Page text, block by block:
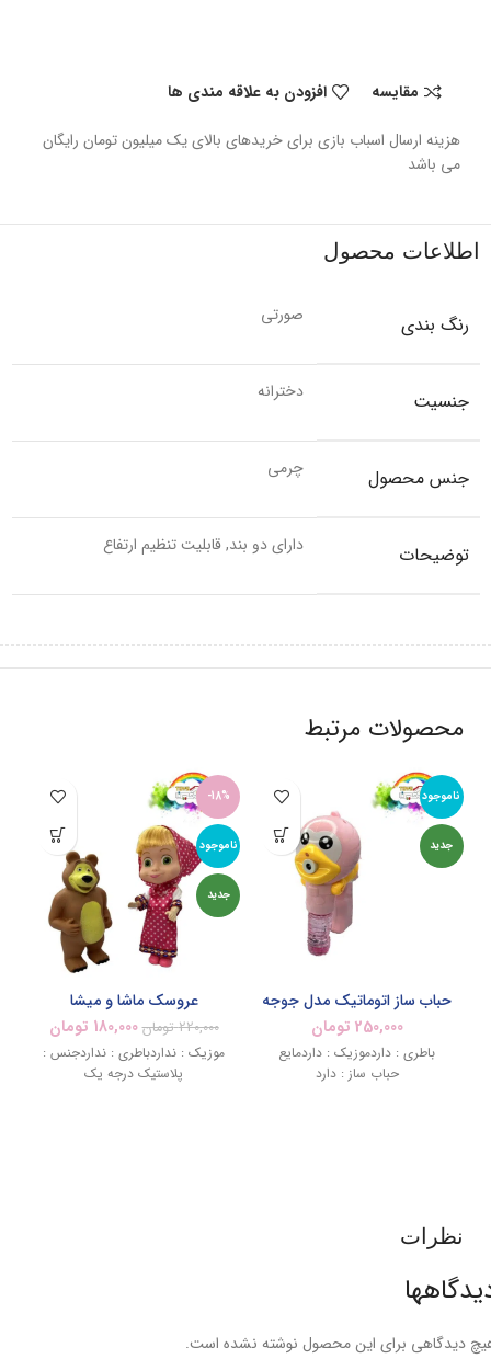
مقایسه افزودن به علاقه مندی ها
هزینه ارسال اسباب بازی برای خریدهای بالای یک میلیون تومان رایگان
می باشد
اطلاعات محصول
رنگ بندی صورتی
جنسیت دخترانه
جنس محصول چرمی
توضیحات دارای دو بند, قابلیت تنظیم ارتفاع
محصولات مرتبط
ناموجود
جدید
حباب ساز اتوماتیک مدل جوجه
250,000 تومان
باطری : داردموزیک : داردمایع
حباب ساز : دارد
-18%
ناموجود
جدید
عروسک ماشا و میشا
220,000 تومان 180,000 تومان
موزیک : نداردباطری : نداردجنس :
پلاستیک درجه یک
نظرات
دیدگاهی برای این محصول نوشته نشده است.